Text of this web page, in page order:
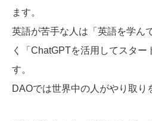
ます。
英語が苦手な人は「英語を学ん
く「ChatGPTを活用してスター
す。
DAOでは世界中の人がやり取り